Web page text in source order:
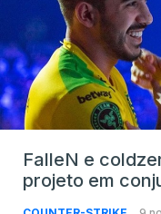
FalleN e
projeto em